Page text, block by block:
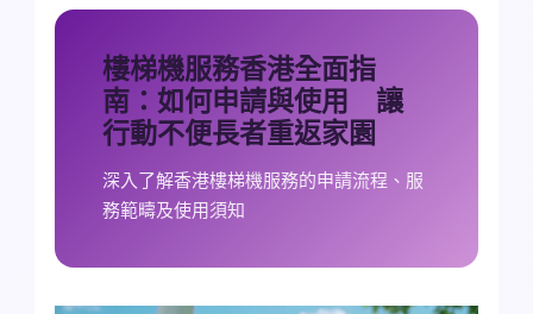
樓梯機服務香港全面指
南：如何申請與使用 讓
行動不便長者重返家園
深入了解香港樓梯機服務的申請流程、服
務範疇及使用須知